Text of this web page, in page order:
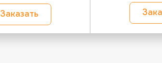
Заказать